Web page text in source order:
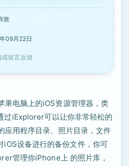
效
09月22日
或留言反馈
果电脑上的iOS资源管理器，类
过iExplorer可以让你非常轻松的
用程序目录、照片目录，文件
iOS设备进行的备份文件，你可
管理你iPhone上 的照片库，